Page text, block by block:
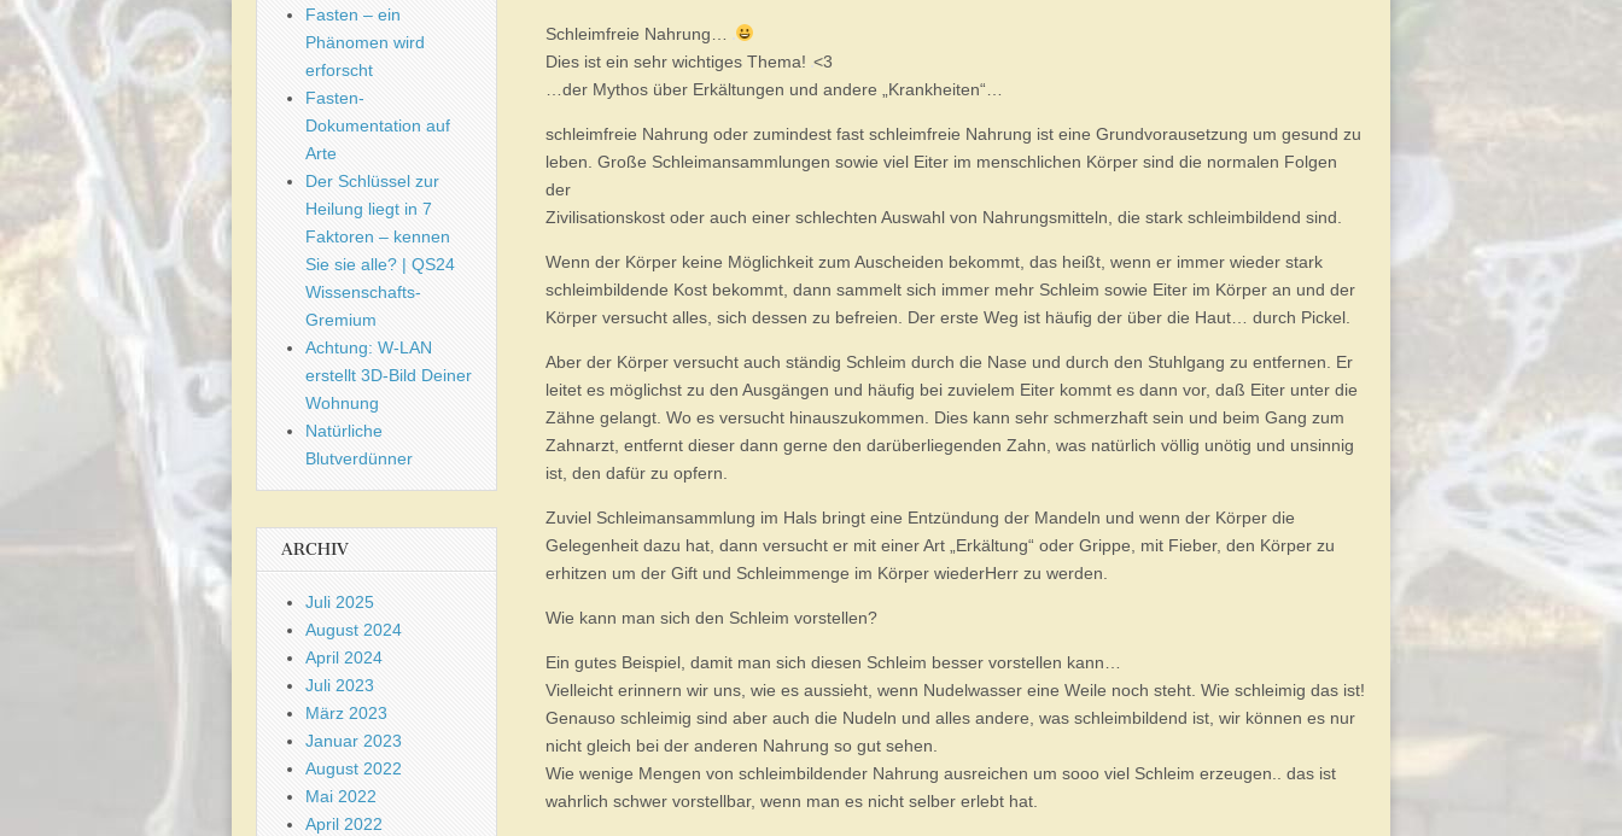
Schleimfreie Nahrung…
Dies ist ein sehr wichtiges Thema! <3
…der Mythos über Erkältungen und andere „Krankheiten“…
schleimfreie Nahrung oder zumindest fast schleimfreie Nahrung ist eine Grundvorausetzung um gesund zu
leben. Große Schleimansammlungen sowie viel Eiter im menschlichen Körper sind die normalen Folgen
der
Zivilisationskost oder auch einer schlechten Auswahl von Nahrungsmitteln, die stark schleimbildend sind.
Wenn der Körper keine Möglichkeit zum Auscheiden bekommt, das heißt, wenn er immer wieder stark
schleimbildende Kost bekommt, dann sammelt sich immer mehr Schleim sowie Eiter im Körper an und der
Körper versucht alles, sich dessen zu befreien. Der erste Weg ist häufig der über die Haut… durch Pickel.
Aber der Körper versucht auch ständig Schleim durch die Nase und durch den Stuhlgang zu entfernen. Er
leitet es möglichst zu den Ausgängen und häufig bei zuvielem Eiter kommt es dann vor, daß Eiter unter die
Zähne gelangt. Wo es versucht hinauszukommen. Dies kann sehr schmerzhaft sein und beim Gang zum
Zahnarzt, entfernt dieser dann gerne den darüberliegenden Zahn, was natürlich völlig unötig und unsinnig
ist, den dafür zu opfern.
Zuviel Schleimansammlung im Hals bringt eine Entzündung der Mandeln und wenn der Körper die
Gelegenheit dazu hat, dann versucht er mit einer Art „Erkältung“ oder Grippe, mit Fieber, den Körper zu
erhitzen um der Gift und Schleimmenge im Körper wiederHerr zu werden.
Wie kann man sich den Schleim vorstellen?
Ein gutes Beispiel, damit man sich diesen Schleim besser vorstellen kann…
Vielleicht erinnern wir uns, wie es aussieht, wenn Nudelwasser eine Weile noch steht. Wie schleimig das ist!
Genauso schleimig sind aber auch die Nudeln und alles andere, was schleimbildend ist, wir können es nur
nicht gleich bei der anderen Nahrung so gut sehen.
Wie wenige Mengen von schleimbildender Nahrung ausreichen um sooo viel Schleim erzeugen.. das ist
wahrlich schwer vorstellbar, wenn man es nicht selber erlebt hat.
Fasten – ein
Phänomen wird
erforscht
Fasten-
Dokumentation auf
Arte
Der Schlüssel zur
Heilung liegt in 7
Faktoren – kennen
Sie sie alle? | QS24
Wissenschafts-
Gremium
Achtung: W-LAN
erstellt 3D-Bild Deiner
Wohnung
Natürliche
Blutverdünner
ARCHIV
Juli 2025
August 2024
April 2024
Juli 2023
März 2023
Januar 2023
August 2022
Mai 2022
April 2022